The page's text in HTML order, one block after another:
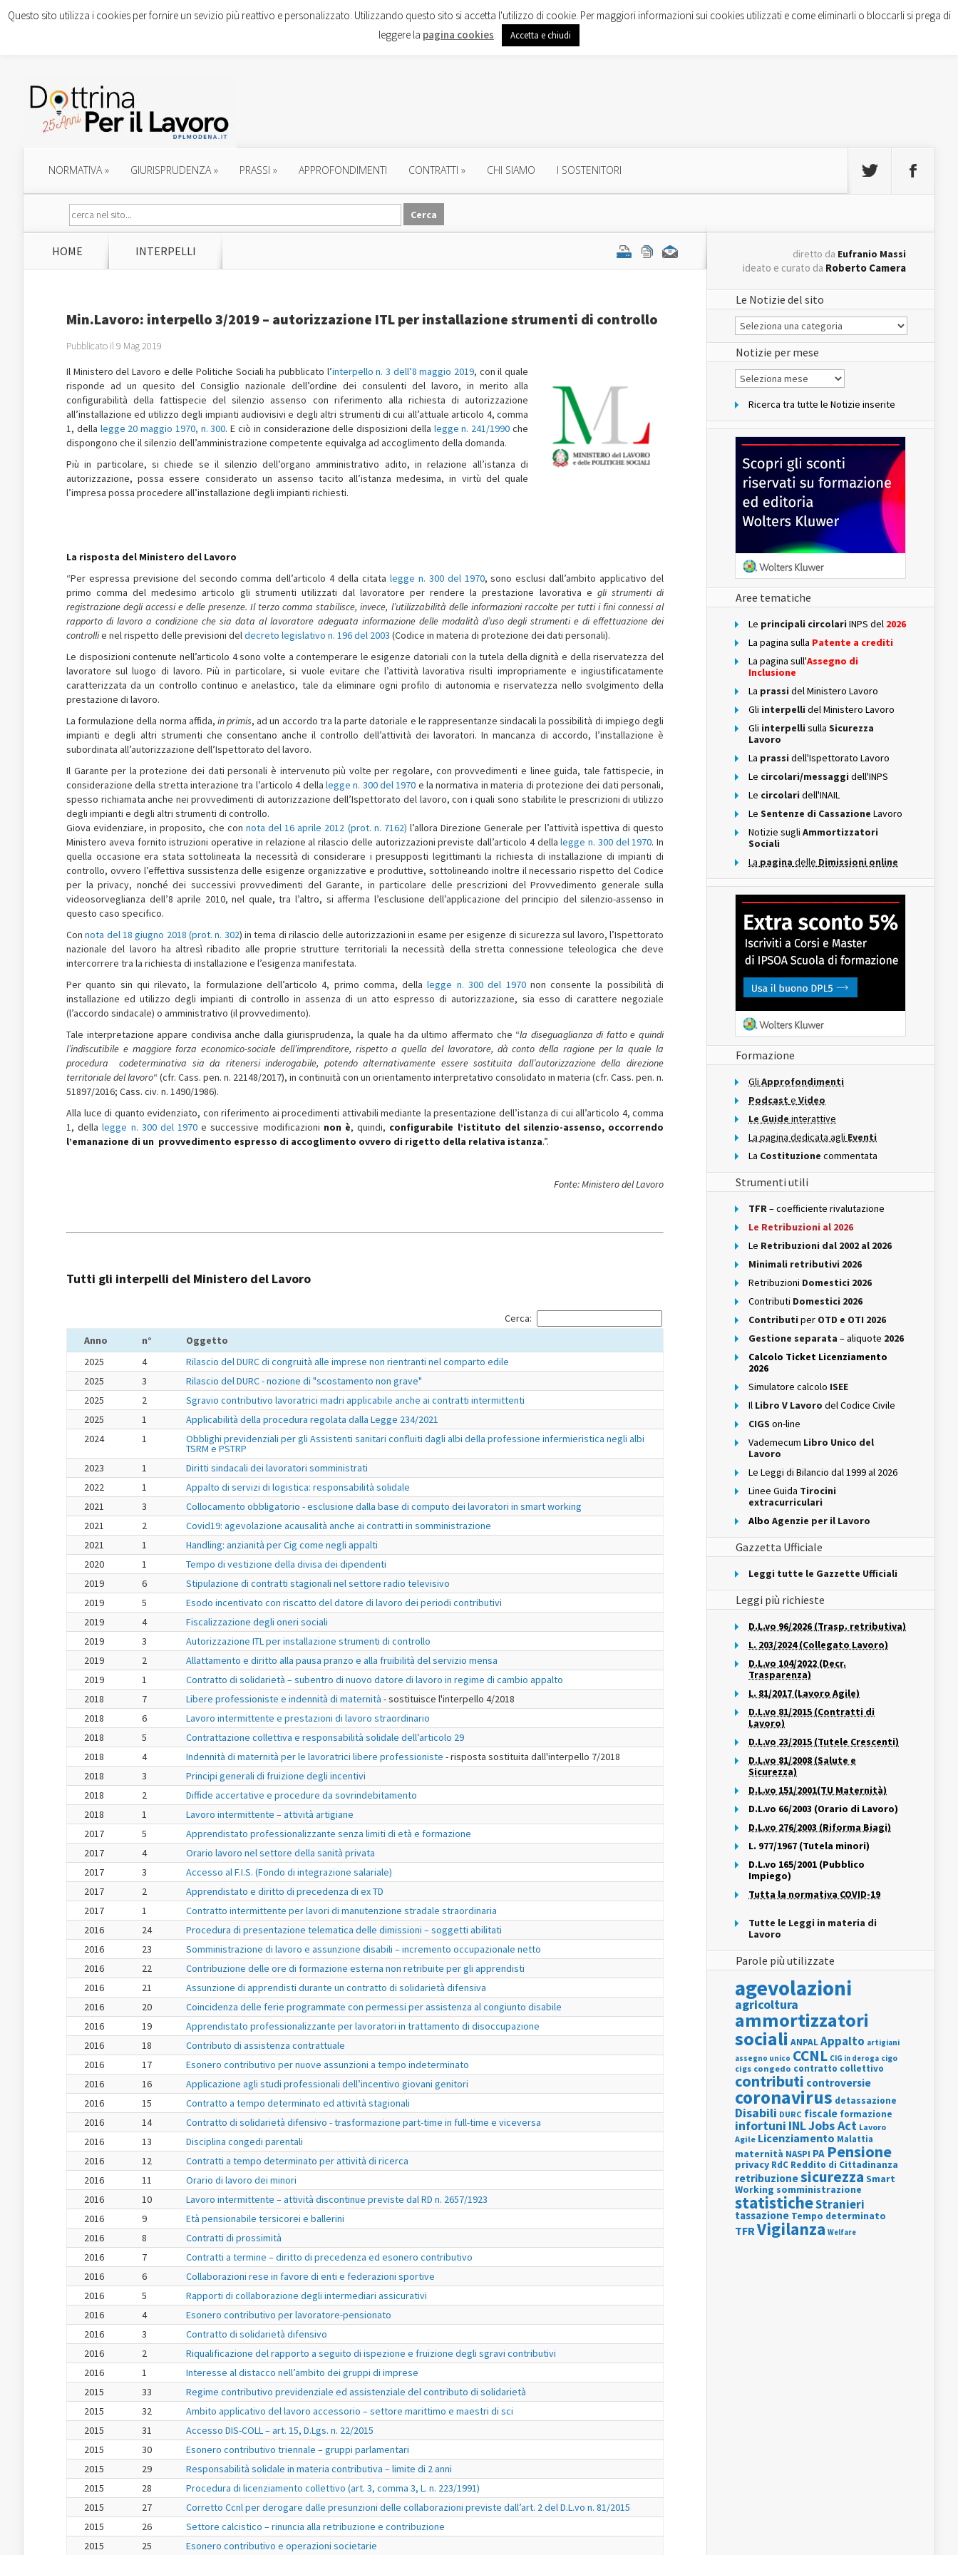
NORMATIVA» GIURISPRUDENZA» PRASSI » APPROFONDIMENTI CONTRATTI » CHI SIAMO I SOSTENITORI
HOME INTERPELLI
Min.Lavoro: interpello 3/2019 – autorizzazione ITL per installazione strumenti di controllo
Pubblicato il 9 Mag 2019
Il Ministero del Lavoro e delle Politiche Sociali ha pubblicato l’interpello n. 3 dell’8 maggio 2019, con il quale
risponde ad un quesito del Consiglio nazionale dell’ordine dei consulenti del lavoro, in merito alla
configurabilità della fattispecie del silenzio assenso con riferimento alla richiesta di autorizzazione
all’installazione ed utilizzo degli impianti audiovisivi e degli altri strumenti di cui all’attuale articolo 4, comma
1, della legge 20 maggio 1970, n. 300. E ciò in considerazione delle disposizioni della legge n. 241/1990 che
dispongono che il silenzio dell’amministrazione competente equivalga ad accoglimento della domanda.
Più in particolare, si chiede se il silenzio dell’organo amministrativo adito, in relazione all’istanza di
autorizzazione, possa essere considerato un assenso tacito all’istanza medesima, in virtù del quale
l’impresa possa procedere all’installazione degli impianti richiesti.
La risposta del Ministero del Lavoro
“Per espressa previsione del secondo comma dell’articolo 4 della citata legge n. 300 del 1970, sono esclusi dall’ambito applicativo del
primo comma del medesimo articolo gli strumenti utilizzati dal lavoratore per rendere la prestazione lavorativa e gli strumenti di
registrazione degli accessi e delle presenze. Il terzo comma stabilisce, invece, l’utilizzabilità delle informazioni raccolte per tutti i fini connessi al
rapporto di lavoro a condizione che sia data al lavoratore adeguata informazione delle modalità d’uso degli strumenti e di effettuazione dei
controllie nel rispetto delle previsioni deldecreto legislativo n. 196 del 2003 (Codice in materia di protezione dei dati personali).
Le disposizioni contenute nell’articolo 4 sono volte a contemperare le esigenze datoriali con la tutela della dignità e della riservatezza del
lavoratore sul luogo di lavoro. Più in particolare, si vuole evitare che l’attività lavorativa risulti impropriamente e ingiustificatamente
caratterizzata da un controllo continuo e anelastico, tale da eliminare ogni profilo di autonomia e riservatezza nello svolgimento della
prestazione di lavoro.
La formulazione della norma affida, in primis, ad un accordo tra la parte datoriale e le rappresentanze sindacali la possibilità di impiego degli
impianti e degli altri strumenti che consentano anche il controllo dell’attività dei lavoratori. In mancanza di accordo, l’installazione è
subordinata all’autorizzazione dell’Ispettorato del lavoro.
Il Garante per la protezione dei dati personali è intervenuto più volte per regolare, con provvedimenti e linee guida, tale fattispecie, in
considerazione della stretta interazione tra l’articolo 4 della legge n. 300 del 1970 e la normativa in materia di protezione dei dati personali,
spesso richiamata anche nei provvedimenti di autorizzazione dell’Ispettorato del lavoro, con i quali sono stabilite le prescrizioni di utilizzo
degli impianti e degli altri strumenti di controllo.
Giova evidenziare, in proposito, che con nota del 16 aprile 2012 (prot. n. 7162) l’allora Direzione Generale per l’attività ispettiva di questo
Ministero aveva fornito istruzioni operative in relazione al rilascio delle autorizzazioni previste dall’articolo 4 dellalegge n. 300 del 1970. In
quella occasione era stata sottolineata la necessità di considerare i presupposti legittimanti la richiesta di installazione di impianti di
controllo, ovvero l’effettiva sussistenza delle esigenze organizzative e produttive, sottolineando inoltre il necessario rispetto del Codice
per la privacy, nonché dei successivi provvedimenti del Garante, in particolare delle prescrizioni del Provvedimento generale sulla
videosorveglianza dell’8 aprile 2010, nel quale, tra l’altro, si afferma l’esclusione dell’applicazione del principio del silenzio-assenso in
questo caso specifico.
Connota del 18 giugno 2018 (prot. n. 302) in tema di rilascio delle autorizzazioni in esame per esigenze di sicurezza sul lavoro, l’Ispettorato
nazionale del lavoro ha altresì ribadito alle proprie strutture territoriali la necessità della stretta connessione teleologica che deve
intercorrere tra la richiesta di installazione e l’esigenza manifestata.
Per quanto sin qui rilevato, la formulazione dell’articolo 4, primo comma, dellalegge n. 300 del 1970non consente la possibilità di
installazione ed utilizzo degli impianti di controllo in assenza di un atto espresso di autorizzazione, sia esso di carattere negoziale
(l’accordo sindacale) o amministrativo (il provvedimento).
Tale interpretazione appare condivisa anche dalla giurisprudenza, la quale ha da ultimo affermato che “la diseguaglianza di fatto e quindi
l’indiscutibile e maggiore forza economico-sociale dell’imprenditore, rispetto a quella del lavoratore, dà conto della ragione per la quale la
procedura codeterminativa sia da ritenersi inderogabile, potendo alternativamente essere sostituita dall’autorizzazione della direzione
territoriale del lavoro“ (cfr. Cass. pen. n. 22148/2017), in continuità con un orientamento interpretativo consolidato in materia (cfr. Cass. pen. n.
51897/2016; Cass. civ. n. 1490/1986).
Alla luce di quanto evidenziato, con riferimento ai procedimenti attivabili mediante la presentazione dell’istanza di cui all’articolo 4, comma
1, dellalegge n. 300 del 1970 e successive modificazioni non è, quindi, configurabile l’istituto del silenzio-assenso, occorrendo
l’emanazione di un provvedimento espresso di accoglimento ovvero di rigetto della relativa istanza.”.
Fonte: Ministero del Lavoro
Tutti gli interpelli del Ministero del Lavoro
Cerca:
Anno
n°
Oggetto
2025
4
Rilascio del DURC di congruità alle imprese non rientranti nel comparto edile
2025
3
Rilascio del DURC - nozione di "scostamento non grave"
2025
2
Sgravio contributivo lavoratrici madri applicabile anche ai contratti intermittenti
2025
1
Applicabilità della procedura regolata dalla Legge 234/2021
2024
1 Obblighi previdenziali per gli Assistenti sanitari confluiti dagli albi della professione infermieristica negli albi
TSRM e PSTRP
2023
1
Diritti sindacali dei lavoratori somministrati
2022
1
Appalto di servizi di logistica: responsabilità solidale
2021
3
Collocamento obbligatorio - esclusione dalla base di computo dei lavoratori in smart working
2021
2
Covid19: agevolazione acausalità anche ai contratti in somministrazione
2021
1
Handling: anzianità per Cig come negli appalti
2020
1
Tempo di vestizione della divisa dei dipendenti
2019
6
Stipulazione di contratti stagionali nel settore radio televisivo
2019
5
Esodo incentivato con riscatto del datore di lavoro dei periodi contributivi
2019
4
Fiscalizzazione degli oneri sociali
2019
3
Autorizzazione ITL per installazione strumenti di controllo
2019
2
Allattamento e diritto alla pausa pranzo e alla fruibilità del servizio mensa
2019
1
Contratto di solidarietà – subentro di nuovo datore di lavoro in regime di cambio appalto
2018
7 Libere professioniste e indennità di maternità - sostituisce l'interpello 4/2018
2018
6
Lavoro intermittente e prestazioni di lavoro straordinario
2018
5
Contrattazione collettiva e responsabilità solidale dell’articolo 29
2018
4 Indennità di maternità per le lavoratrici libere professioniste - risposta sostituita dall'interpello 7/2018
2018
3
Principi generali di fruizione degli incentivi
2018
2
Diffide accertative e procedure da sovrindebitamento
2018
1
Lavoro intermittente – attività artigiane
2017
5
Apprendistato professionalizzante senza limiti di età e formazione
2017
4
Orario lavoro nel settore della sanità privata
2017
3
Accesso al F.I.S. (Fondo di integrazione salariale)
2017
2
Apprendistato e diritto di precedenza di ex TD
2017
1
Contratto intermittente per lavori di manutenzione stradale straordinaria
2016
24
Procedura di presentazione telematica delle dimissioni – soggetti abilitati
2016
23
Somministrazione di lavoro e assunzione disabili – incremento occupazionale netto
2016
22
Contribuzione delle ore di formazione esterna non retribuite per gli apprendisti
2016
21
Assunzione di apprendisti durante un contratto di solidarietà difensiva
2016
20
Coincidenza delle ferie programmate con permessi per assistenza al congiunto disabile
2016
19
Apprendistato professionalizzante per lavoratori in trattamento di disoccupazione
2016
18
Contributo di assistenza contrattuale
2016
17
Esonero contributivo per nuove assunzioni a tempo indeterminato
2016
16
Applicazione agli studi professionali dell’incentivo giovani genitori
2016
15
Contratto a tempo determinato ed attività stagionali
2016
14
Contratto di solidarietà difensivo - trasformazione part-time in full-time e viceversa
2016
13
Disciplina congedi parentali
2016
12
Contratti a tempo determinato per attività di ricerca
2016
11
Orario di lavoro dei minori
2016
10
Lavoro intermittente – attività discontinue previste dal RD n. 2657/1923
2016
9
Età pensionabile tersicorei e ballerini
2016
8
Contratti di prossimità
2016
7
Contratti a termine – diritto di precedenza ed esonero contributivo
2016
6
Collaborazioni rese in favore di enti e federazioni sportive
2016
5
Rapporti di collaborazione degli intermediari assicurativi
2016
4
Esonero contributivo per lavoratore-pensionato
2016
3
Contratto di solidarietà difensivo
2016
2
Riqualificazione del rapporto a seguito di ispezione e fruizione degli sgravi contributivi
2016
1
Interesse al distacco nell’ambito dei gruppi di imprese
2015
33
Regime contributivo previdenziale ed assistenziale del contributo di solidarietà
2015
32
Ambito applicativo del lavoro accessorio – settore marittimo e maestri di sci
2015
31
Accesso DIS-COLL – art. 15, D.Lgs. n. 22/2015
2015
30
Esonero contributivo triennale – gruppi parlamentari
2015
29
Responsabilità solidale in materia contributiva – limite di 2 anni
2015
28
Procedura di licenziamento collettivo (art. 3, comma 3, L. n. 223/1991)
2015
27
Corretto Ccnl per derogare dalle presunzioni delle collaborazioni previste dall’art. 2 del D.L.vo n. 81/2015
2015
26
Settore calcistico – rinuncia alla retribuzione e contribuzione
2015
25 Esonero contributivo e operazioni societarie
diretto da Eufranio Massi
ideato e curato da Roberto Camera
Le Notizie del sito
Le
Notizie
del
sito
Notizie per mese
Notizie
per
Ricerca tra tutte le Notizie inserite
Aree tematiche
Le principali circolari INPS del 2026
La pagina sulla Patente a crediti
La pagina sull'Assegno di
Inclusione
La prassi del Ministero Lavoro
Gli interpelli del Ministero Lavoro
Gli interpelli sulla Sicurezza
Lavoro
La prassi dell'Ispettorato Lavoro
Le circolari/messaggi dell'INPS
Le circolari dell'INAIL
Le Sentenze di Cassazione Lavoro
Notizie sugli Ammortizzatori
Sociali
La pagina delle Dimissioni online
Formazione
Gli Approfondimenti
Podcast e Video
Le Guide interattive
La pagina dedicata agli Eventi
La Costituzione commentata
Strumenti utili
TFR– coefficiente rivalutazione
Le Retribuzioni al 2026
Le Retribuzioni dal 2002 al 2026
Minimali retributivi 2026
Retribuzioni Domestici 2026
Contributi Domestici 2026
Contributi per OTD e OTI 2026
Gestione separata – aliquote 2026
Calcolo Ticket Licenziamento
2026
Simulatore calcolo ISEE
Il Libro V Lavoro del Codice Civile
CIGS on-line
Vademecum Libro Unico del
Lavoro
Le Leggi di Bilancio dal 1999 al 2026
Linee Guida Tirocini
extracurriculari
Albo Agenzie per il Lavoro
Gazzetta Ufficiale
Leggi tutte le Gazzette Ufficiali
Leggi più richieste
D.L.vo 96/2026 (Trasp. retributiva)
L. 203/2024 (Collegato Lavoro)
D.L.vo 104/2022 (Decr.
Trasparenza)
L. 81/2017 (Lavoro Agile)
D.L.vo 81/2015 (Contratti di
Lavoro)
D.L.vo 23/2015 (Tutele Crescenti)
D.L.vo 81/2008 (Salute e
Sicurezza)
D.L.vo 151/2001(TU Maternità)
D.L.vo 66/2003 (Orario di Lavoro)
D.L.vo 276/2003 (Riforma Biagi)
L. 977/1967 (Tutela minori)
D.L.vo 165/2001 (Pubblico
Impiego)
Tutta la normativa COVID-19
Tutte le Leggi in materia di
Lavoro
Parole più utilizzate
agevolazioni
agricoltura
ammortizzatori
sociali ANPALAppalto artigiani
assegno unico CCNL CIG in deroga cigo
cigs congedo contratto collettivo
contributi controversie
coronavirus detassazione
Disabili DURC fiscale formazione
infortuni INLJobs Act Lavoro
Agile Licenziamento Malattia
maternità NASPI PA Pensione
privacy RdC Reddito di Cittadinanza
retribuzionesicurezza Smart
Working somministrazione
statisticheStranieri
tassazione Tempo determinato
TFRVigilanza Welfare
Questo sito utilizza i cookies per fornire un sevizio più reattivo e personalizzato. Utilizzando questo sito si accetta l'utilizzo di cookie. Per maggiori informazioni sui cookies utilizzati e come eliminarli o bloccarli si prega di
leggere la pagina cookies. Accetta e chiudi